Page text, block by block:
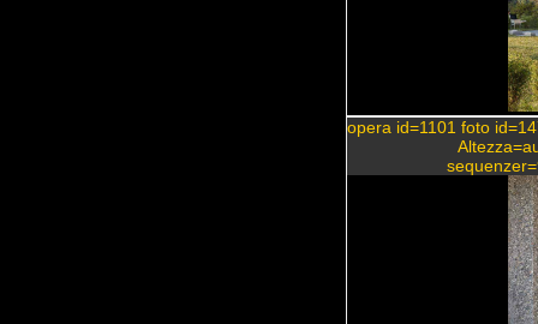
opera id=1101 foto